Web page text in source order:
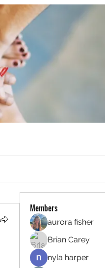
Members
aurora fisher
Brian Carey
nyla harper